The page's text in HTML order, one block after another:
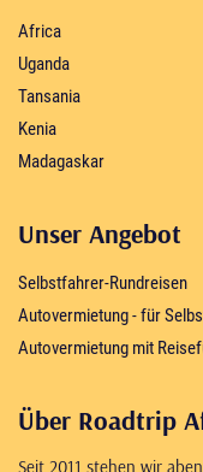
Africa
Uganda
Tansania
Kenia
Madagaskar
Unser Angebot
Selbstfahrer-Rundreisen
Autovermietung - für
Autovermietung mit
Über Roadtrip
Seit 2011 stehen wir